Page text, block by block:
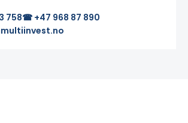
758☎ +47 968 87 890